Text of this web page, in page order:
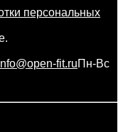
персональных
fit.ruПн-Вс